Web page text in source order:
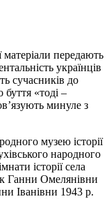
матеріали передають
українців
сучасників до
«тоді –
минуле з
музею історії
народного
історії села
Ганни Омелянівни
Іванівни 1943 р.